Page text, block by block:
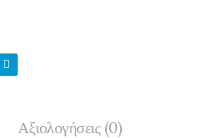
Αξιολογήσεις (0)